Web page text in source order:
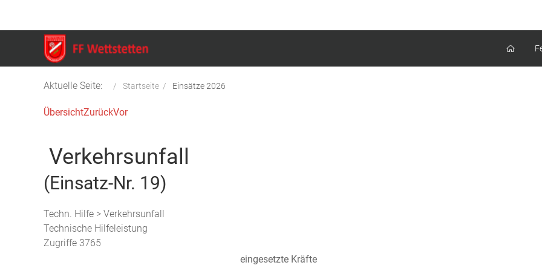
Aktuelle Seite: Startseite Einsätze 2026
ÜbersichtZurückVor
Verkehrsunfall
(Einsatz-Nr. 19)
Techn. Hilfe > Verkehrsunfall
Technische Hilfeleistung
Zugriffe 3765
eingesetzte Kräfte